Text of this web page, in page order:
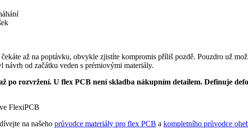
až na poptávku, obvykle zjistíte kompromis příliš pozdě. Pouzdro už
od začátku veden s prémiovými materiály.
po rozvržení. U flex PCB není skladba nákupním detailem. Definuje
FlexiPCB
na našeho průvodce materiály pro flex PCB a kompletního průvodce